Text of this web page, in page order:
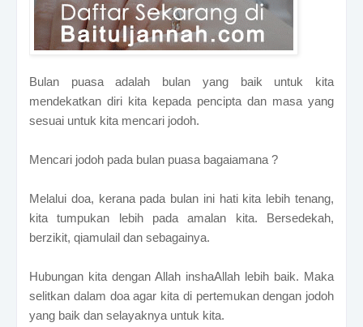
Bulan puasa adalah bulan yang baik untuk kita
mendekatkan diri kita kepada pencipta dan masa yang
sesuai untuk kita mencari jodoh.
Mencari jodoh pada bulan puasa bagaiamana ?
Melalui doa, kerana pada bulan ini hati kita lebih tenang,
kita tumpukan lebih pada amalan kita. Bersedekah,
berzikit, qiamulail dan sebagainya.
Hubungan kita dengan Allah inshaAllah lebih baik. Maka
selitkan dalam doa agar kita di pertemukan dengan jodoh
yang baik dan selayaknya untuk kita.